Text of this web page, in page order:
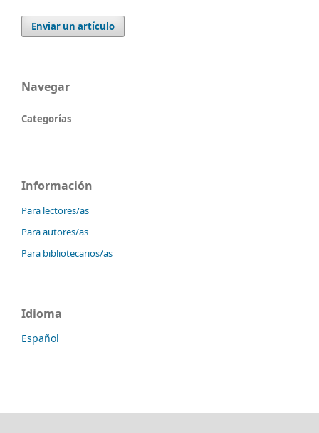
Enviar un artículo
Navegar
Categorías
Información
Para lectores/as
Para autores/as
Para bibliotecarios/as
Idioma
Español